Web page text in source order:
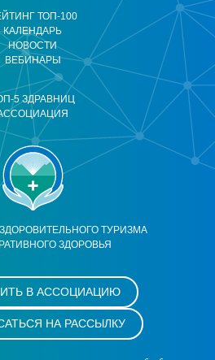
ТУРИЗМА
ЗДОРОВЬЯ
ТОП-100
КАЛЕНДАРЬ
НОВОСТИ
ВЕБИНАРЫ
5 ЗДРАВНИЦ
В АССОЦИАЦИЮ
НА РАССЫЛКУ